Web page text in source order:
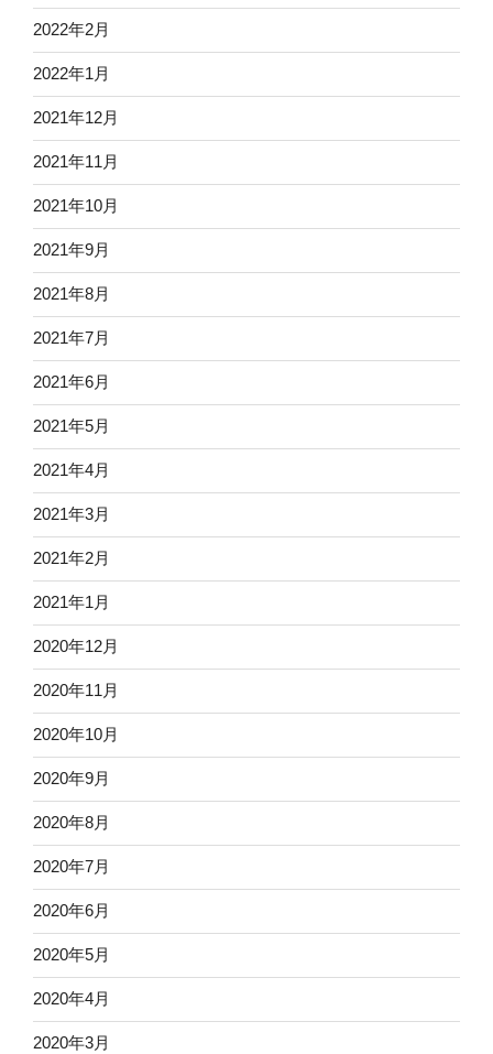
2022年2月
2022年1月
2021年12月
2021年11月
2021年10月
2021年9月
2021年8月
2021年7月
2021年6月
2021年5月
2021年4月
2021年3月
2021年2月
2021年1月
2020年12月
2020年11月
2020年10月
2020年9月
2020年8月
2020年7月
2020年6月
2020年5月
2020年4月
2020年3月